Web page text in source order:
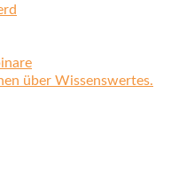
über Wissenswertes.